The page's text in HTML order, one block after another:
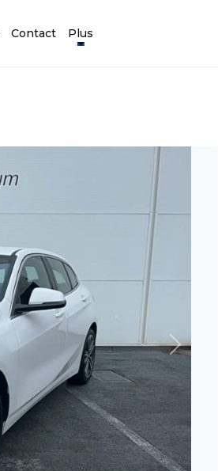
Contact Plus
Suivant